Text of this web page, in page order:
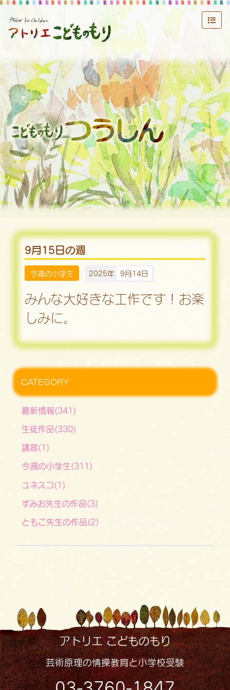
9月15日の週
今週の小学生 2025年 9月14日
みんな大好きな工作です！お楽
しみに。
CATEGORY
最新情報(341)
生徒作品(330)
講習(1)
今週の小学生(311)
ユネスコ(1)
すみお先生の作品(3)
ともこ先生の作品(2)
アトリエ こどものもり
芸術原理の情操教育と小学校受験